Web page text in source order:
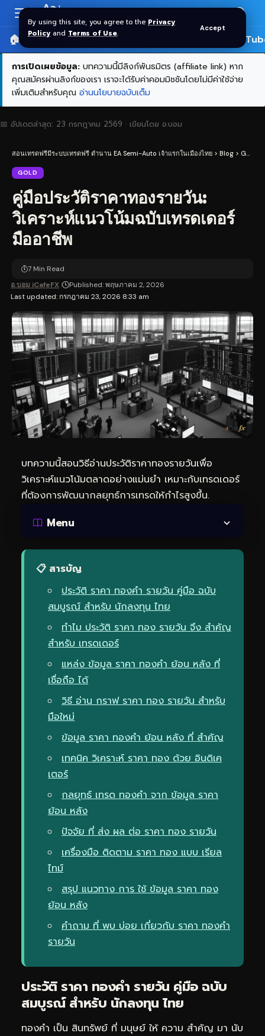
By using this site, you agree to the Privacy
Policy and Terms of Use.
Accept
Resizer
Aa
🏠 หน้าแรก ราคาทอง SPDR 🎬
การเปิดเผยข้อมูล: บทความนี้มีลิงก์พันธมิตร (affiliate link) หาก
คุณสมัครผ่านลิงก์ของเรา เราจะได้รับค่าคอมมิชชันโดยไม่มีค่าใช้จ่าย
เพิ่มเติมสำหรับคุณ อ่านนโยบายฉบับเต็ม
📅 อัปเดตล่าสุด: 23 กรกฎาคม 2569 · เขียนโดย อ.บอม
สอนเทรดฟรีมีระบบเทรดฟรี ตำนาน EA Semi-Auto เจ้าแรกในเมืองไทย > Blog > Gold
GOLD
คู่มือประวัติราคาทองรายวัน:
วิเคราะห์แนวโน้มฉบับเทรดเดอร์
มืออาชีพ
Last updated: กรกฎาคม 23, 2026 8:33 am
อ.บอม iCafeFX Published: พฤษภาคม 2, 2026
7 Min Read
บทความนี้สอนวิธีอ่านประวัติราคาทองรายวันเพื่อ
วิเคราะห์แนวโน้มตลาดอย่างแม่นยำ เหมาะกับเทรดเดอร์
ที่ต้องการพัฒนากลยุทธ์การเทรดให้กำไรสูงขึ้น.
Menu
📋 สารบัญ
ประวัติ ราคา ทองคำ รายวัน คู่มือ ฉบับ
สมบูรณ์ สำหรับ นักลงทุน ไทย
ทำไม ประวัติ ราคา ทอง รายวัน จึง สำคัญ
สำหรับ เทรดเดอร์
แหล่ง ข้อมูล ราคา ทองคำ ย้อน หลัง ที่
เชื่อถือ ได้
วิธี อ่าน กราฟ ราคา ทอง รายวัน สำหรับ
มือใหม่
ข้อมูล ราคา ทองคำ ย้อน หลัง ที่ สำคัญ
เทคนิค วิเคราะห์ ราคา ทอง ด้วย อินดิเค
เตอร์
กลยุทธ์ เทรด ทองคำ จาก ข้อมูล ราคา
ย้อน หลัง
ปัจจัย ที่ ส่ง ผล ต่อ ราคา ทอง รายวัน
เครื่องมือ ติดตาม ราคา ทอง แบบ เรียล
ไทม์
สรุป แนวทาง การ ใช้ ข้อมูล ราคา ทอง
ย้อน หลัง
คำถาม ที่ พบ บ่อย เกี่ยวกับ ราคา ทองคำ
รายวัน
ประวัติ ราคา ทองคำ รายวัน คู่มือ ฉบับ
สมบูรณ์ สำหรับ นักลงทุน ไทย
ทองคำ เป็น สินทรัพย์ ที่ มนุษย์ ให้ ความ สำคัญ มา นับ